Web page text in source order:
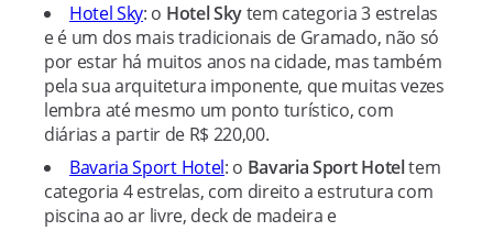
Hotel Sky: o Hotel Skytem categoria 3 estrelas
e é um dos mais tradicionais de Gramado, não só
por estar há muitos anos na cidade, mas também
pela sua arquitetura imponente, que muitas vezes
lembra até mesmo um ponto turístico, com
diárias a partir de R$ 220,00.
Bavaria Sport Hotel: o Bavaria Sport Hoteltem
categoria 4 estrelas, com direito a estrutura com
piscina ao ar livre, deck de madeira e